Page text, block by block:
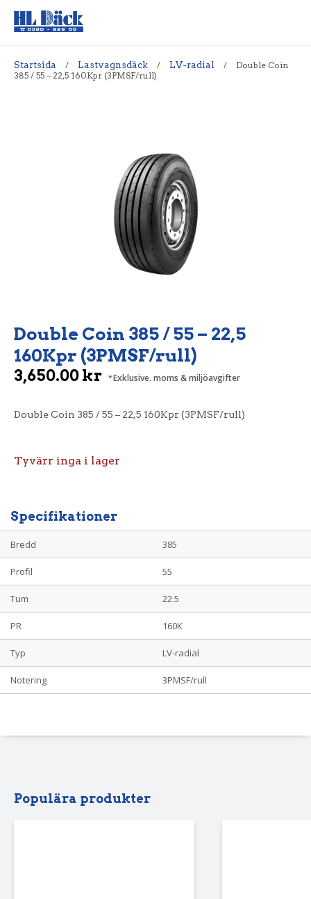
Startsida / Lastvagnsdäck / LV-radial /
Double Coin
385 / 55 – 22,5 160Kpr (3PMSF/rull)
Double Coin 385 / 55 – 22,5
160Kpr (3PMSF/rull)
3,650.00kr Exklusive. moms & miljöavgifter
Double Coin 385 / 55 – 22,5 160Kpr (3PMSF/rull)
Tyvärr inga i lager
Specifikationer
Bredd 385
Profil 55
Tum 22.5
PR 160K
Typ LV-radial
Notering 3PMSF/rull
Populära produkter